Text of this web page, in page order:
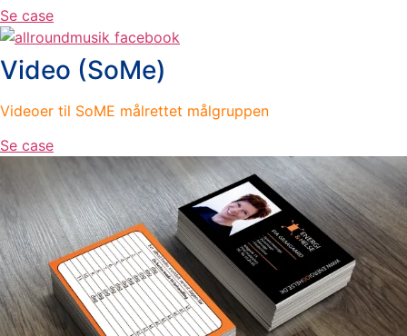
Se case
Video (SoMe)
Videoer til SoME målrettet målgruppen
Se case